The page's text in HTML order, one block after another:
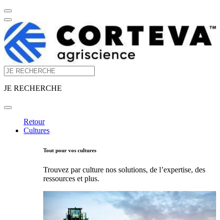
JE RECHERCHE
Retour
Cultures
Tout pour vos cultures
Trouvez par culture nos solutions, de l’expertise, des
ressources et plus.